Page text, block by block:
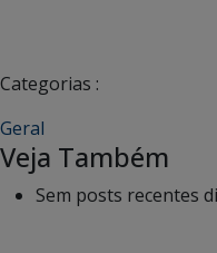
Categorias :
Geral
Veja Também
Sem posts recentes